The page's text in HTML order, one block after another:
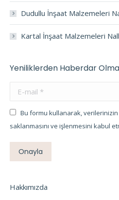
Dudullu İnşaat Malzemeleri
Kartal İnşaat Malzemeleri
Yeniliklerden Haberdar
E-mail *
Bu formu kullanarak,
saklanmasını ve işlenmesini kabul
Onayla
Hakkımızda